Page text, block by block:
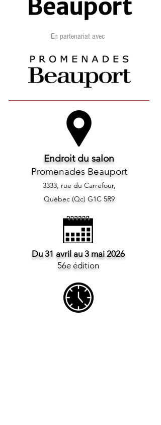
avec vous de l'argent comptant
pour vous assurer de pouvoir
effectuer tous vos achats. Deux
guichets automatiques sont
disponibles sur place. Le guichet
de la Caisse Desjardins se trouve
près de l'entrée 4. Le guichet de la
dans le stationnement.
En partenariat avec
Endroit du salon
Promenades Beauport
3333, rue du Carrefour,
Québec (Qc) G1C 5R9
Du 31 avril au 3 mai 2026
56e édition